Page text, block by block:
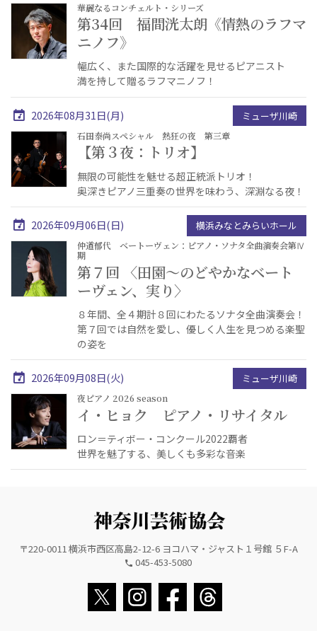
華麗なるコンチェルト・シリーズ
第34回 福間洸太朗《情熱のラフマ
ニノフ》
幅広く、また国際的な活躍を見せるピアニスト
満を持して贈るラフマニノフ！
2026年08月31日(月) ミューザ川崎
石田泰尚スペシャル 熱狂の夜 第三章
【第３夜：トリオ】
無限の可能性を魅せる超正統派トリオ！
奥深きピアノ三重奏の世界を味わう、深淵なる夜！
2026年09月06日(日) 横浜みなとみらいホール
仲道郁代 ベートーヴェン：ピアノ・ソナタ全曲演奏会第Ⅳ
期
第７回 〈田園～のどやかなベート
ーヴェン、実り〉
８年間、全４期計８回にわたるソナタ全曲演奏会！
第７回では自然を愛し、優しく人生を見つめる楽聖
の姿を
2026年09月08日(火) ミューザ川崎
夜ピアノ 2026 season
イ・ヒョク ピアノ・リサイタル
ロン＝ティボー・コンクール2022覇者
世界を魅了する、美しくも多彩な音楽
〒220-0011 横浜市西区高島2-12-6 ヨコハマ・ジャスト１号館 ５F-A
045-453-5080